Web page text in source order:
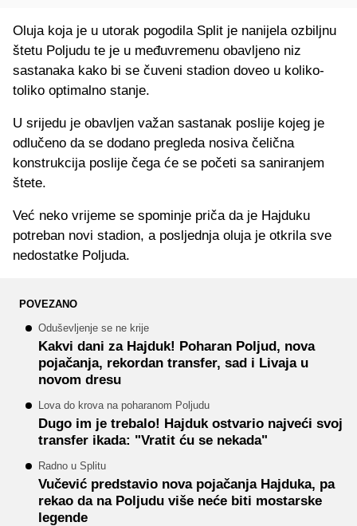
Oluja koja je u utorak pogodila Split je nanijela ozbiljnu
štetu Poljudu te je u međuvremenu obavljeno niz
sastanaka kako bi se čuveni stadion doveo u koliko-
toliko optimalno stanje.
U srijedu je obavljen važan sastanak poslije kojeg je
odlučeno da se dodano pregleda nosiva čelična
konstrukcija poslije čega će se početi sa saniranjem
štete.
Već neko vrijeme se spominje priča da je Hajduku
potreban novi stadion, a posljednja oluja je otkrila sve
nedostatke Poljuda.
POVEZANO
Oduševljenje se ne krije
Kakvi dani za Hajduk! Poharan Poljud, nova
pojačanja, rekordan transfer, sad i Livaja u
novom dresu
Lova do krova na poharanom Poljudu
Dugo im je trebalo! Hajduk ostvario najveći svoj
transfer ikada: "Vratit ću se nekada"
Radno u Splitu
Vučević predstavio nova pojačanja Hajduka, pa
rekao da na Poljudu više neće biti mostarske
legende